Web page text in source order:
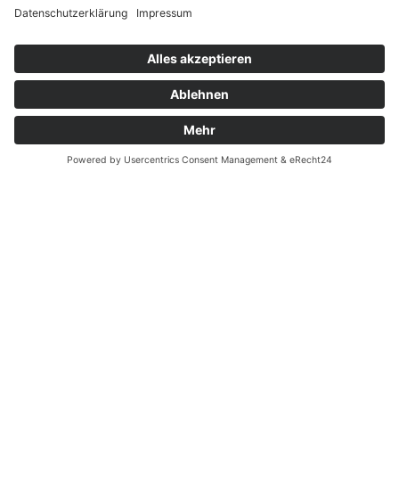
Öffnungszeiten
Größenrechner (Umlaufmaß)
Datenschutz
Fernabsatz
Rücknahme (Zelte)